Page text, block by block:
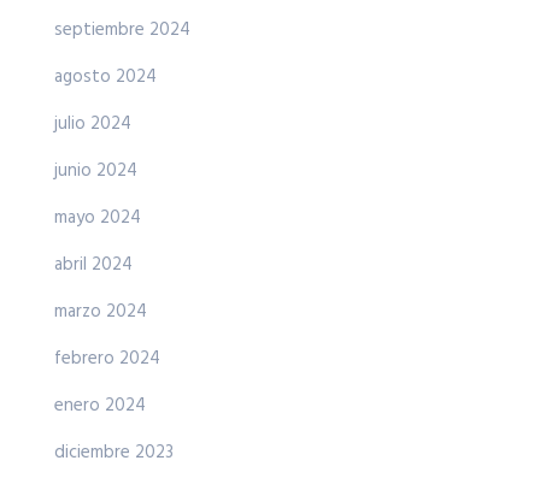
septiembre 2024
agosto 2024
julio 2024
junio 2024
mayo 2024
abril 2024
marzo 2024
febrero 2024
enero 2024
diciembre 2023